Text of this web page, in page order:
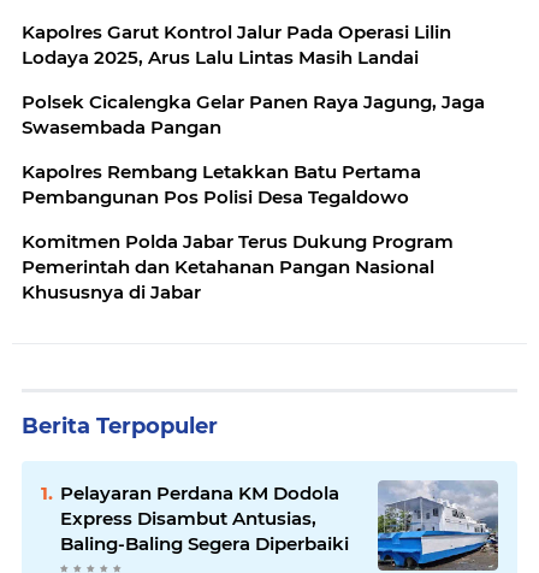
Kapolres Garut Kontrol Jalur Pada Operasi Lilin
Lodaya 2025, Arus Lalu Lintas Masih Landai
Polsek Cicalengka Gelar Panen Raya Jagung, Jaga
Swasembada Pangan
Kapolres Rembang Letakkan Batu Pertama
Pembangunan Pos Polisi Desa Tegaldowo
Komitmen Polda Jabar Terus Dukung Program
Pemerintah dan Ketahanan Pangan Nasional
Khususnya di Jabar
Berita Terpopuler
Pelayaran Perdana KM Dodola
Express Disambut Antusias,
Baling-Baling Segera Diperbaiki